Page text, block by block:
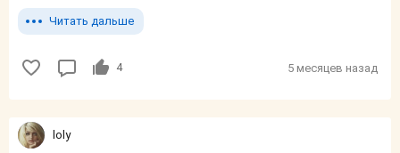
Читать дальше
4 5 месяцев назад
loly